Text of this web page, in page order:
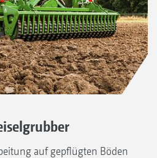
auf gepflügten Böden